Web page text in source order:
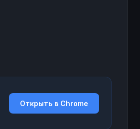
Открыть в Chrome